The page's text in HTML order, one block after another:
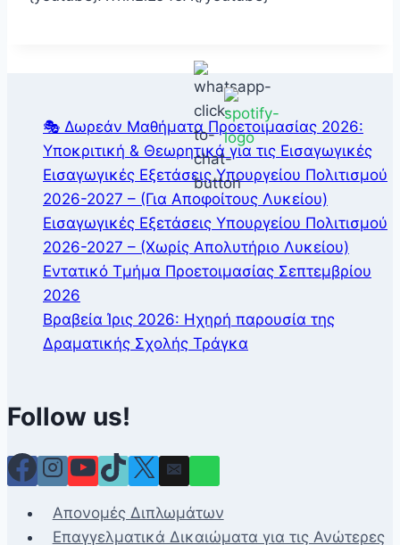
🎭 Δωρεάν Μαθήματα Προετοιμασίας 2026:
Υποκριτική & Θεωρητικά για τις Εισαγωγικές
Εισαγωγικές Εξετάσεις Υπουργείου Πολιτισμού
2026-2027 – (Για Αποφοίτους Λυκείου)
Εισαγωγικές Εξετάσεις Υπουργείου Πολιτισμού
2026-2027 – (Χωρίς Απολυτήριο Λυκείου)
Εντατικό Τμήμα Προετοιμασίας Σεπτεμβρίου
2026
Βραβεία Ίρις 2026: Ηχηρή παρουσία της
Δραματικής Σχολής Τράγκα
Follow us!
Απονομές Διπλωμάτων
Επαγγελματικά Δικαιώματα για τις Ανώτερες